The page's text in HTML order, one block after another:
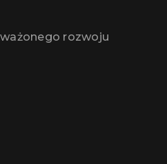
rozwoju